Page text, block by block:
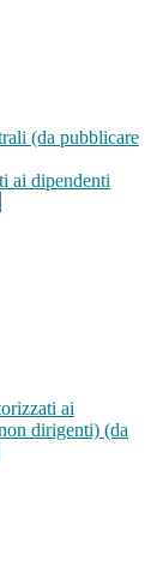
(da pubblicare
ai dipendenti
ai
dirigenti) (da